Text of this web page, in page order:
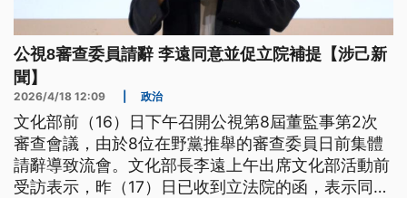
公視8審查委員請辭 李遠同意並促立院補提【涉己新
聞】
2026/4/18 12:09 政治
文化部前（16）日下午召開公視第8屆董監事第2次
審查會議，由於8位在野黨推舉的審查委員日前集體
請辭導致流會。文化部長李遠上午出席文化部活動前
受訪表示，昨（17）日已收到立法院的函，表示同意